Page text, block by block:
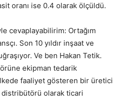
oranı ise 0.4 olarak ölçüldü.
cevaplayabilirim: Ortağım
Son 10 yıldır inşaat ve
Ve ben Hakan Tetik.
ekipman tedarik
faaliyet gösteren bir üretici
distribütörü olarak ticari